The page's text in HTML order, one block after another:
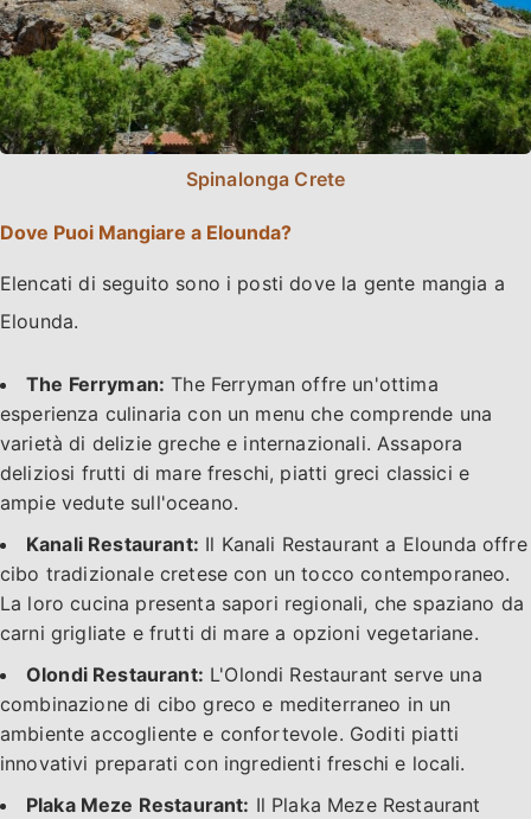
Spinalonga Crete
Dove Puoi Mangiare a Elounda?
Elencati di seguito sono i posti dove la gente mangia a
Elounda.
The Ferryman: The Ferryman offre un'ottima
esperienza culinaria con un menu che comprende una
varietà di delizie greche e internazionali. Assapora
deliziosi frutti di mare freschi, piatti greci classici e
ampie vedute sull'oceano.
Kanali Restaurant: Il Kanali Restaurant a Elounda offre
cibo tradizionale cretese con un tocco contemporaneo.
La loro cucina presenta sapori regionali, che spaziano da
carni grigliate e frutti di mare a opzioni vegetariane.
Olondi Restaurant: L'Olondi Restaurant serve una
combinazione di cibo greco e mediterraneo in un
ambiente accogliente e confortevole. Goditi piatti
innovativi preparati con ingredienti freschi e locali.
Plaka Meze Restaurant: Il Plaka Meze Restaurant